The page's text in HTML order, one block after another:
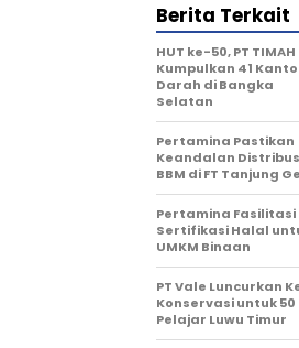
Berita Terkait
HUT ke-50, PT TIMAH
Kumpulkan 41
Darah di Bangka
Selatan
Pertamina Pastikan
Keandalan
BBM di FT Tanjung
Pertamina Fasilitasi
Sertifikasi Halal
UMKM Binaan
PT Vale Luncurkan
Konservasi untuk 50
Pelajar Luwu Timur